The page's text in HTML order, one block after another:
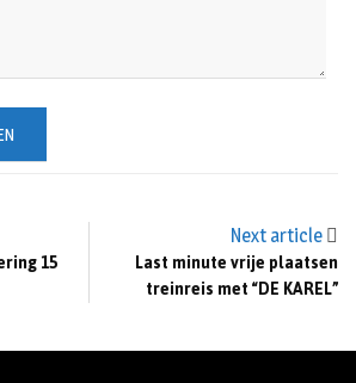
15
Next article
Last minute vrije plaatsen
treinreis met “DE KAREL”